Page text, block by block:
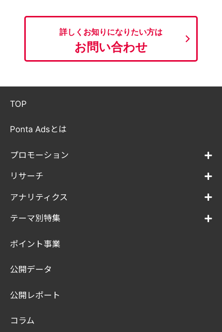
詳しくお知りになりたい方は
お問い合わせ
TOP
Ponta Adsとは
プロモーション
リサーチ
アナリティクス
テーマ別特集
ポイント事業
公開データ
公開レポート
コラム